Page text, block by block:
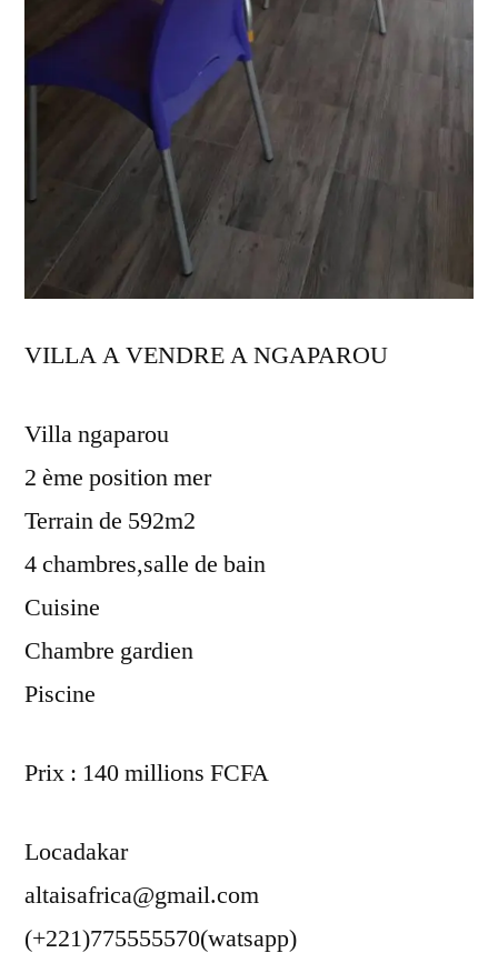
VILLA A VENDRE A NGAPAROU
Villa ngaparou
2 ème position mer
Terrain de 592m2
4 chambres,salle de bain
Cuisine
Chambre gardien
Piscine
Prix : 140 millions FCFA
Locadakar
altaisafrica@gmail.com
(+221)775555570(watsapp)